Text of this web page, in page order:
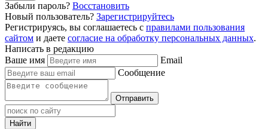
Забыли пароль? Восстановить
Новый пользователь? Зарегистрируйтесь
Регистрируясь, вы соглашаетесь с правилами пользования
сайтом и даете согласие на обработку персональных данных.
Написать в редакцию
Ваше имя
Email
Сообщение
Отправить
Найти